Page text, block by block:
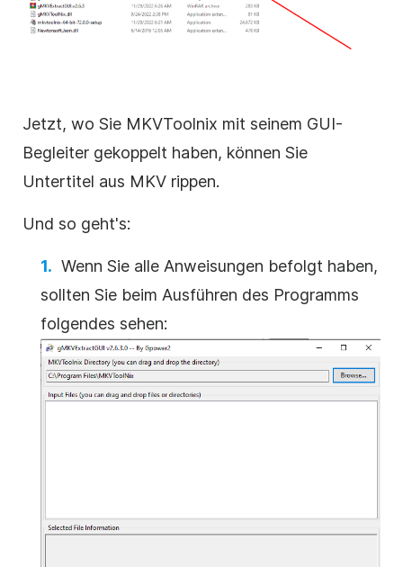
Jetzt, wo Sie MKVToolnix mit seinem GUI-
Begleiter gekoppelt haben, können Sie
Untertitel aus MKV rippen.
Und so geht's:
Wenn Sie alle Anweisungen befolgt haben,
sollten Sie beim Ausführen des Programms
folgendes sehen: